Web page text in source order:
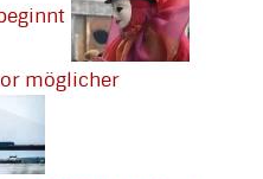
möglicher